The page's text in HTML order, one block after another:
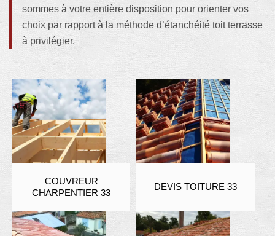
sommes à votre entière disposition pour orienter vos
choix par rapport à la méthode d’étanchéité toit terrasse
à privilégier.
COUVREUR
CHARPENTIER 33
DEVIS TOITURE 33